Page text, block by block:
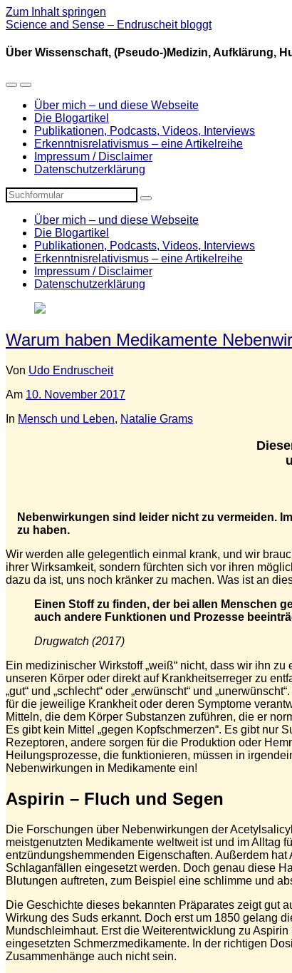
Zum Inhalt springen
Science and Sense – Endruscheit bloggt
Über Wissenschaft, (Pseudo-)Medizin, Aufklärung,
Mobil-
umschalten
Suchfeld
umschalten
Über mich – und diese Webseite
Die Blogartikel
Publikationen, Podcasts, Videos, Interviews
Erkenntnisrelativismus – eine Artikelreihe
Impressum / Disclaimer
Datenschutzerklärung
Suchen
Über mich – und diese Webseite
Die Blogartikel
Publikationen, Podcasts, Videos, Interviews
Erkenntnisrelativismus – eine Artikelreihe
Impressum / Disclaimer
Datenschutzerklärung
Warum haben Medikamente
Von Udo Endruscheit
Am 10. November 2017
In Mensch und Leben, Natalie Grams
Nebenwirkungen sind leider nicht zu vermeiden.
zu haben.
Wir werden alle gelegentlich einmal krank, und wir
ihrer Wirksamkeit, sondern fürchten sich vor ihren
dazu da ist, uns noch kränker zu machen. Was ist an
Einen Stoff zu finden, der bei allen Menschen
auch andere Funktionen und Prozesse
Drugwatch (2017)
Ein medizinischer Wirkstoff „weiß“ nicht, dass wir ihn
unseren Körper oder direkt auf Krankheitserreger zu
„gut“ und „schlecht“ oder „erwünscht“ und
für die jeweilige Krankheit oder deren Symptome
Mitteln, die dem Körper Substanzen zuführen, die er
Es gibt kein Mittel „gegen Kopfschmerzen“. Es gibt
Rezeptoren, andere sorgen für die Produktion oder
Heilungsprozesse, die funktionieren, müssen in
Nebenwirkungen in Medikamente ein!
Aspirin – Fluch und Segen
Die Forschungen über Nebenwirkungen der
meistgenutzten Medikamente weltweit ist und im Alltag
entzündungshemmenden Eigenschaften. Außerdem
Schlaganfällen eingesetzt werden. Doch genau diese
Blutungen auftreten, zum Beispiel eine schlimme und
Die Geschichte dieses bekannten Präparates zeigt gut
Wirkung des Suds erkannt. Doch erst um 1850 gelang
Mundschleimhaut. Erst die Weiterentwicklung zu
eingesetzten Schmerzmedikamente. In der richtigen
Zusammenhänge auch nicht sein.